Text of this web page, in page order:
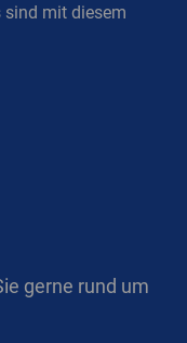
mit diesem
gerne rund um